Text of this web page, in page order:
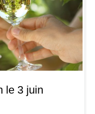
le 3 juin